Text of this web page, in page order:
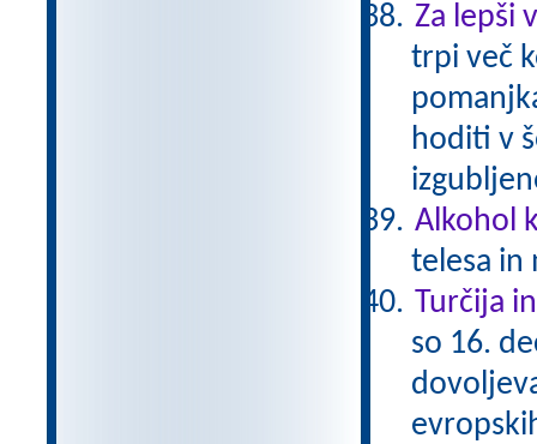
Za lepši
trpi več
hoditi v
Alkohol
telesa in
Turčija
so 16.